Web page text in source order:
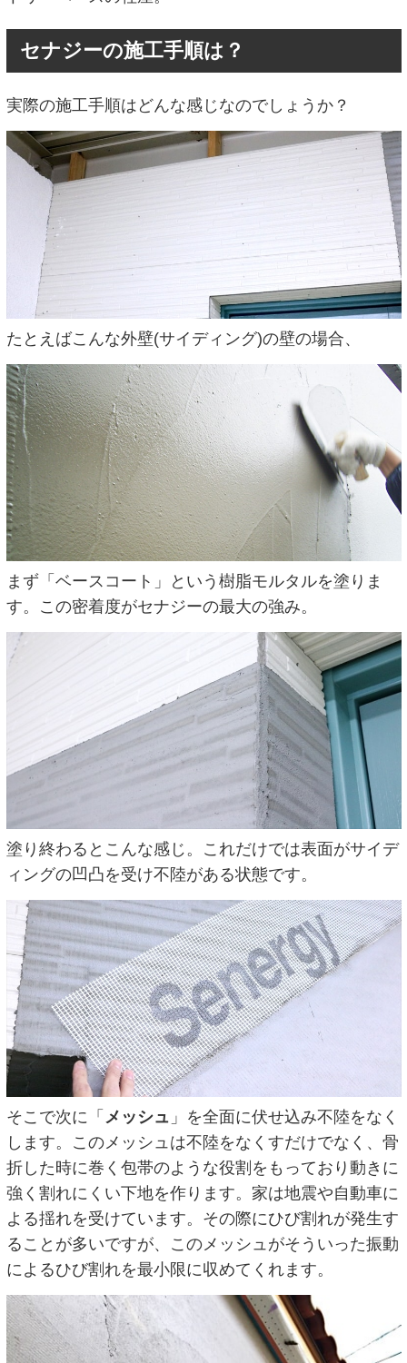
セナジーの施工手順は？
実際の施工手順はどんな感じなのでしょうか？
たとえばこんな外壁(サイディング)の壁の場合、
まず「ベースコート」という樹脂モルタルを塗りま
す。この密着度がセナジーの最大の強み。
塗り終わるとこんな感じ。これだけでは表面がサイデ
ィングの凹凸を受け不陸がある状態です。
そこで次に「 メッシュ 」を全面に伏せ込み不陸をなく
します。このメッシュは不陸をなくすだけでなく、骨
折した時に巻く包帯のような役割をもっており動きに
強く割れにくい下地を作ります。家は地震や自動車に
よる揺れを受けています。その際にひび割れが発生す
ることが多いですが、このメッシュがそういった振動
によるひび割れを最小限に収めてくれます。